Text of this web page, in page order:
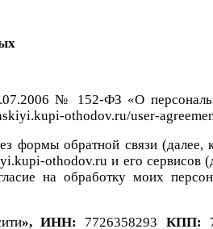
№ 152-ФЗ «О
othodov.ru/user-
формы обратной связи (далее,
othodov.ru и его сервисов
на обработку моих
», ИНН: 7726358293 КПП: